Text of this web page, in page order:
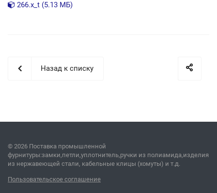
266.x_t (5.13 МБ)
Назад к списку
© 2026 Поставка промышленной
фурнитуры:замки,петли,уплотнитель,ручки из полиамида,изделия
из нержавеющей стали, кабельные клицы (хомуты) и т.д.
Пользовательское соглашение